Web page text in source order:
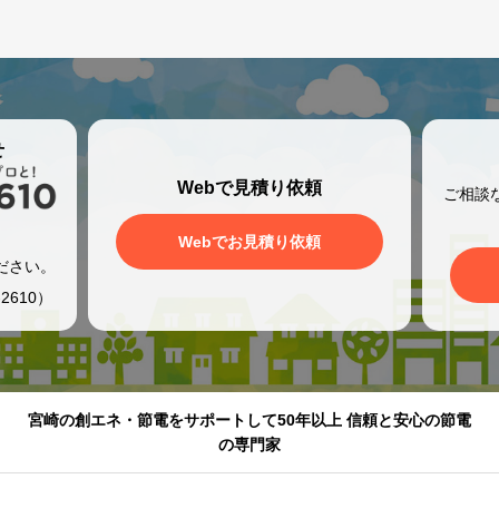
い。
）
Webで見積り依頼
Webでお見積り依頼
ご相談
宮崎の創エネ・節電をサポートして50年以上 信頼と安心の節電
の専門家